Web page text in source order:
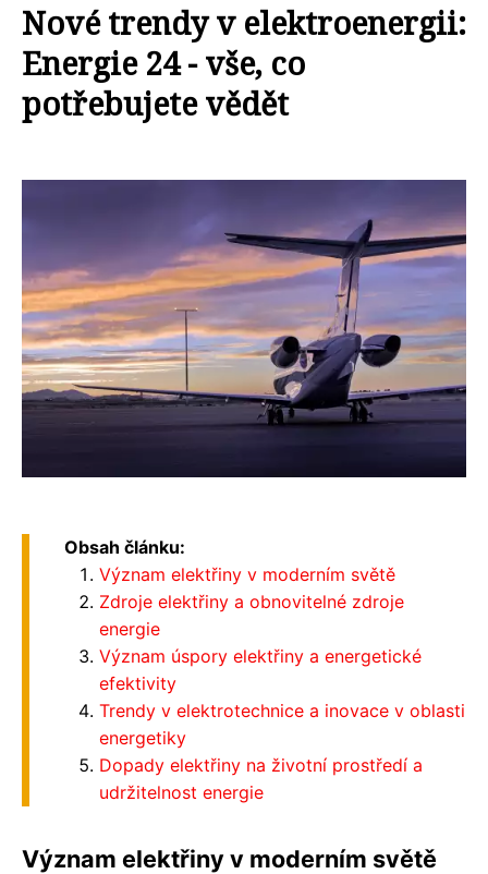
Nové trendy v elektroenergii:
Energie 24 - vše, co
potřebujete vědět
Obsah článku:
Význam elektřiny v moderním světě
Zdroje elektřiny a obnovitelné zdroje
energie
Význam úspory elektřiny a energetické
efektivity
Trendy v elektrotechnice a inovace v oblasti
energetiky
Dopady elektřiny na životní prostředí a
udržitelnost energie
Význam elektřiny v moderním světě